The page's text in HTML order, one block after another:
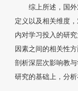
综上所述，国
定义以及相关维度
内对学习投入的研
因素之间的相关性
剖析深层次影响教
研究的基础上，分